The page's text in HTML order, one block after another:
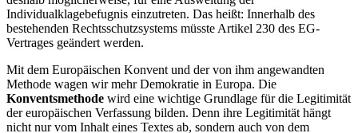
Individualklagebefugnis einzutreten. Das heißt: Innerhalb des
bestehenden Rechtsschutzsystems müsste Artikel 230 des EG-
Vertrages geändert werden.
Mit dem Europäischen Konvent und der von ihm angewandten
Methode wagen wir mehr Demokratie in Europa. Die
Konventsmethode wird eine wichtige Grundlage für die Legitimität
der europäischen Verfassung bilden. Denn ihre Legitimität hängt
nicht nur vom Inhalt eines Textes ab, sondern auch von dem